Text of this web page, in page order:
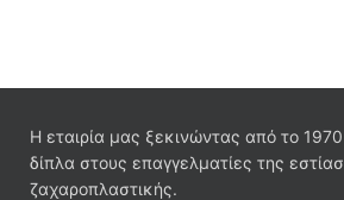
Η εταιρία μας ξεκινώντας από το
δίπλα στους επαγγελματίες της
ζαχαροπλαστικής.